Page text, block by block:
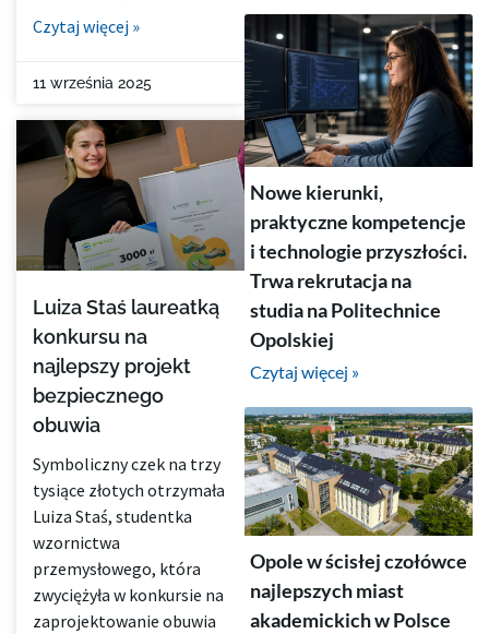
Czytaj więcej »
11 września 2025
Luiza Staś laureatką
konkursu na
najlepszy projekt
bezpiecznego
obuwia
Symboliczny czek na trzy
tysiące złotych otrzymała
Luiza Staś, studentka
wzornictwa
przemysłowego, która
zwyciężyła w konkursie na
zaprojektowanie obuwia
Nowe kierunki,
praktyczne kompetencje
i technologie przyszłości.
Trwa rekrutacja na
studia na Politechnice
Opolskiej
Czytaj więcej »
Opole w ścisłej czołówce
najlepszych miast
akademickich w Polsce